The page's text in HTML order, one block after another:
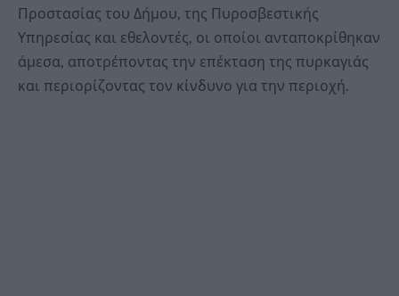
Προστασίας του Δήμου, της Πυροσβεστικής
Υπηρεσίας και εθελοντές, οι οποίοι ανταποκρίθηκαν
άμεσα, αποτρέποντας την επέκταση της πυρκαγιάς
και περιορίζοντας τον κίνδυνο για την περιοχή.